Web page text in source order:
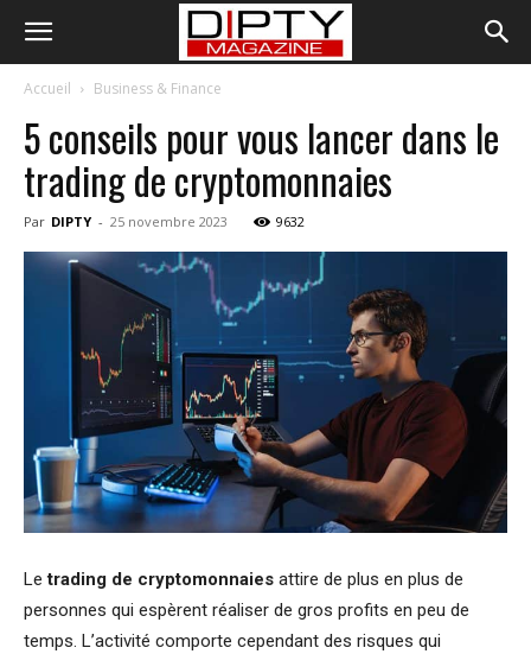
Accueil Business & Finance
5 conseils pour vous lancer dans le
trading de cryptomonnaies
Par DIPTY - 25 novembre 2023 9632
Letrading de cryptomonnaies attire de plus en plus de
personnes qui espèrent réaliser de gros profits en peu de
temps. L’activité comporte cependant des risques qui